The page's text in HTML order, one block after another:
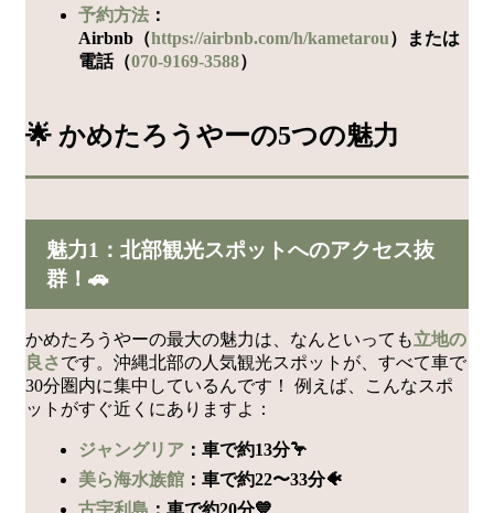
予約方法 ：
Airbnb（https://airbnb.com/h/kametarou）または
電話（070-9169-3588）
🌟 かめたろうやーの5つの魅力
魅力1：北部観光スポットへのアクセス抜
群！🚗
かめたろうやーの最大の魅力は、なんといっても立地の
良さです。沖縄北部の人気観光スポットが、すべて車で
30分圏内に集中しているんです！ 例えば、こんなスポ
ットがすぐ近くにありますよ：
ジャングリア ：車で約13分🦩
美ら海水族館 ：車で約22〜33分🐠